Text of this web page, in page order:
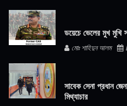
ডয়েচে ভেলের মুখ মুখি
মোঃ শাহিদুন আলম
সাবেক সেনা প্রধান
মিথ্যাচার